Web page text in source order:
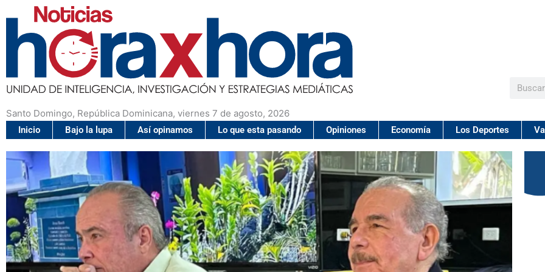
Santo Domingo, República Dominicana, viernes 7 de agosto, 2026
Buscar
Inicio Bajo la lupa Así opinamos Lo que esta pasando Opiniones Economía Los Deportes